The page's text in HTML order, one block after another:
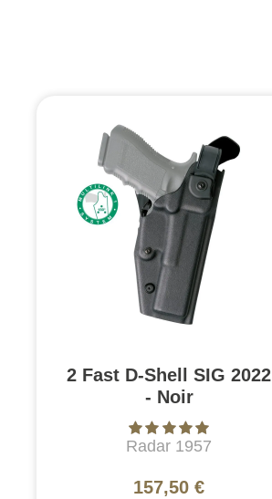
2 Fast D-Shell SIG 2022
- Noir
Radar 1957
157,50 €